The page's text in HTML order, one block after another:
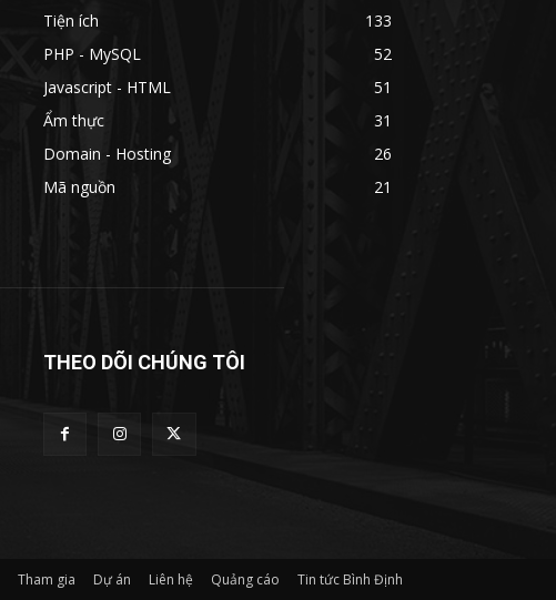
Tiện ích
133
PHP - MySQL
52
Javascript - HTML
51
Ẩm thực
31
Domain - Hosting
26
Mã nguồn
21
THEO DÕI CHÚNG TÔI
Tham gia Dự án Liên hệ Quảng cáo Tin tức Bình Định